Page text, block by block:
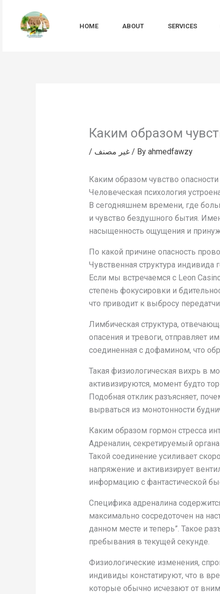
content
HOME ABOUT SERVICES
Каким образом
/ غير مصنف/ By ahmedfawzy
Каким образом чувство
Человеческая психология
В сегодняшнем времени, где
и чувство бездушного бытия.
насыщенность ощущения и
По какой причине опасность
Чувственная структура индивида
Если мы встречаемся с Leon
степень фокусировки и
что приводит к выбросу
Лимбическая структура,
опасения и тревоги, отправляет
соединенная с дофамином, что
Такая физиологическая вихрь в
активизируются, момент будто
Подобная отклик разъясняет,
вырваться из монотонности
Каким образом гормон стресса
Адреналин, секретируемый
Такой соединение усиливает
напряжение и активизирует
информацию с фантастической
Специфика адреналина
максимально сосредоточен на
данном месте и теперь”. Такое
пребывания в текущей секунде.
Физиологические изменения,
индивиды констатируют, что в
которые обычно исчезают от